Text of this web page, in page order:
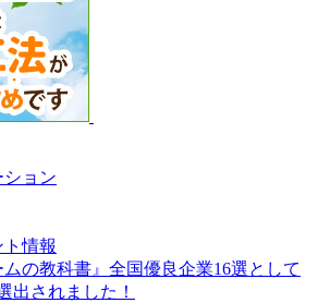
ョン
情報
ムの教科書』全国優良企業16選として
出されました！